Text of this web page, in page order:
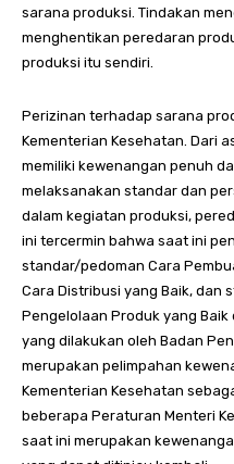
sarana produksi. Tindakan
menghentikan peredaran
produksi itu sendiri.
Perizinan terhadap sarana
Kementerian Kesehatan. Dari
memiliki kewenangan penuh
melaksanakan standar dan
dalam kegiatan produksi,
ini tercermin bahwa saat ini
standar/pedoman Cara
Cara Distribusi yang Baik, dan
Pengelolaan Produk yang
yang dilakukan oleh Badan
merupakan pelimpahan
Kementerian Kesehatan
beberapa Peraturan Menteri
saat ini merupakan